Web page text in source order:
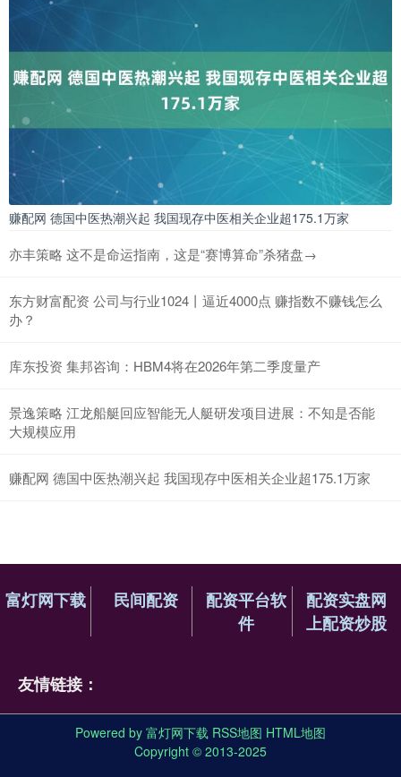
赚配网 德国中医热潮兴起 我国现存中医相关企业超175.1万家
亦丰策略 这不是命运指南，这是“赛博算命”杀猪盘→
东方财富配资 公司与行业1024丨逼近4000点 赚指数不赚钱怎么
办？
库东投资 集邦咨询：HBM4将在2026年第二季度量产
景逸策略 江龙船艇回应智能无人艇研发项目进展：不知是否能
大规模应用
赚配网 德国中医热潮兴起 我国现存中医相关企业超175.1万家
富灯网下载 民间配资
配资平台软
件
配资实盘网
上配资炒股
友情链接：
Powered by 富灯网下载 RSS地图 HTML地图
Copyright © 2013-2025